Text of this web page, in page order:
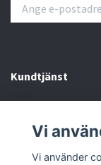
Kundtjänst
Sociala medier
Vi
Vi använder